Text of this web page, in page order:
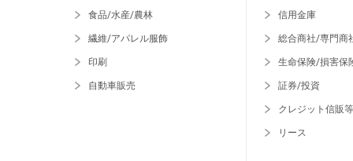
食品/水産/農林
繊維/アパレル服飾
印刷
自動車販売
信用金庫
総合商社/専門商
生命保険/損害保
証券/投資
クレジット信販等
リース